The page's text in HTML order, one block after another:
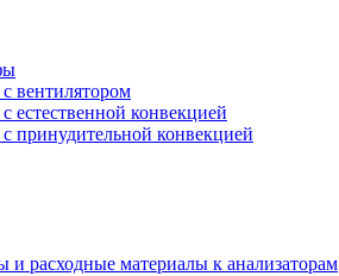
вентилятором
конвекцией
конвекцией
и расходные материалы к анализаторам